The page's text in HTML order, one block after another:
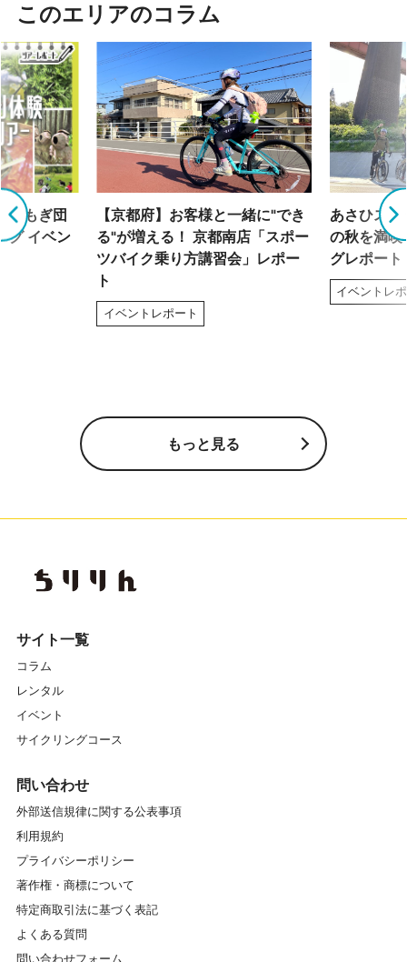
このエリアのコラム
よもぎ団
グ イベン
【京都府】お客様と一緒に"でき
る"が増える！ 京都南店「スポー
ツバイク乗り方講習会」レポー
ト
イベントレポート
あさひス
の秋を満喫
グレポート
イベントレ
もっと見る
サイト一覧
コラム
レンタル
イベント
サイクリングコース
問い合わせ
外部送信規律に関する公表事項
利用規約
プライバシーポリシー
著作権・商標について
特定商取引法に基づく表記
よくある質問
問い合わせフォーム